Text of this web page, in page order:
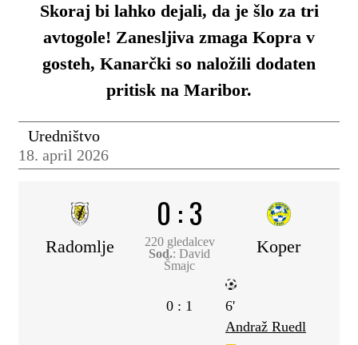
Skoraj bi lahko dejali, da je šlo za tri
avtogole! Zanesljiva zmaga Kopra v
gosteh, Kanarčki so naložili dodaten
pritisk na Maribor.
Uredništvo
18. april 2026
Radomlje
0 :3
220 gledalcev
Sod.: David
Šmajc
Koper
0 : 1
6'
Andraž Ruedl